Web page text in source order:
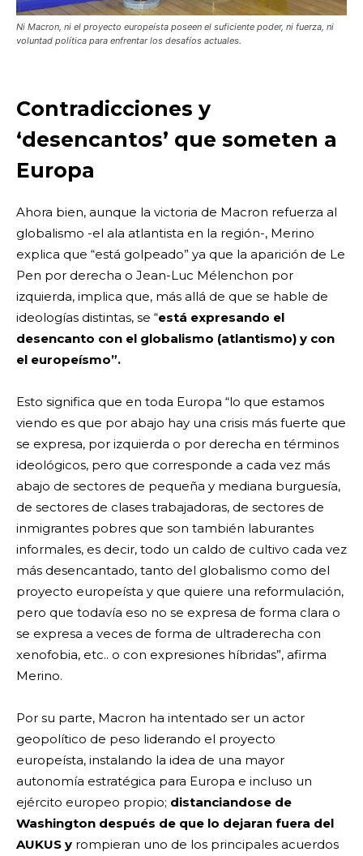
Ni Macron, ni el proyecto europeísta poseen el suficiente poder, ni fuerza, ni
voluntad política para enfrentar los desafíos actuales.
Contradicciones y
‘desencantos’ que someten a
Europa
Ahora bien, aunque la victoria de Macron refuerza al
globalismo -el ala atlantista en la región-, Merino
explica que “está golpeado” ya que la aparición de Le
Pen por derecha o Jean-Luc Mélenchon por
izquierda, implica que, más allá de que se hable de
ideologías distintas, se “está expresando el
desencanto con el globalismo (atlantismo) y con
el europeísmo”.
Esto significa que en toda Europa “lo que estamos
viendo es que por abajo hay una crisis más fuerte que
se expresa, por izquierda o por derecha en términos
ideológicos, pero que corresponde a cada vez más
abajo de sectores de pequeña y mediana burguesía,
de sectores de clases trabajadoras, de sectores de
inmigrantes pobres que son también laburantes
informales, es decir, todo un caldo de cultivo cada vez
más desencantado, tanto del globalismo como del
proyecto europeísta y que quiere una reformulación,
pero que todavía eso no se expresa de forma clara o
se expresa a veces de forma de ultraderecha con
xenofobia, etc.. o con expresiones híbridas”, afirma
Merino.
Por su parte, Macron ha intentado ser un actor
geopolítico de peso liderando el proyecto
europeísta, instalando la idea de una mayor
autonomía estratégica para Europa e incluso un
ejército europeo propio; distanciandose de
Washington después de que lo dejaran fuera del
AUKUS y rompieran uno de los principales acuerdos